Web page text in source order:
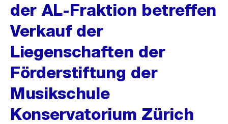
der AL-Fraktion betreffen
Verkauf der
Liegenschaften der
Förderstiftung der
Musikschule
Konservatorium Zürich